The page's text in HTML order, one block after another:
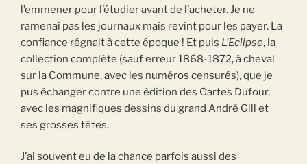
l’emmener pour l’étudier avant de l’acheter. Je ne
ramenai pas les journaux mais revint pour les payer. La
confiance régnait à cette époque ! Et puis L’Eclipse, la
collection complète (sauf erreur 1868-1872, à cheval
sur la Commune, avec les numéros censurés), que je
pus échanger contre une édition des Cartes Dufour,
avec les magnifiques dessins du grand André Gill et
ses grosses têtes.
J’ai souvent eu de la chance parfois aussi des